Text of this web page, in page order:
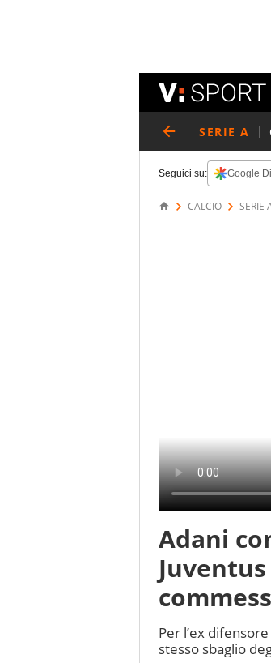
SERIE A
Seguici su: Google
CALCIO SERIE
Adani
Per l’ex
stesso sbaglio